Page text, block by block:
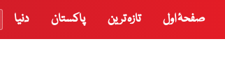
صفحۂ اول تازہ ترین پاکستان دنیا